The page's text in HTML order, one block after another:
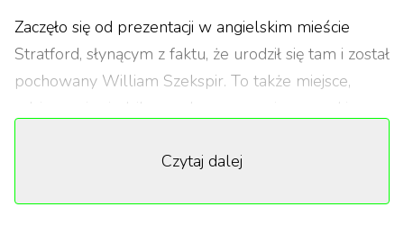
Zaczęło się od prezentacji w angielskim mieście
Stratford, słynącym z faktu, że urodził się tam i został
pochowany William Szekspir. To także miejsce,
gdzie swoją siedzibę ma Jaguar oraz inne marki z
tam zobaczyć robiące wrażenie konstrukcje aut, ale
Czytaj dalej